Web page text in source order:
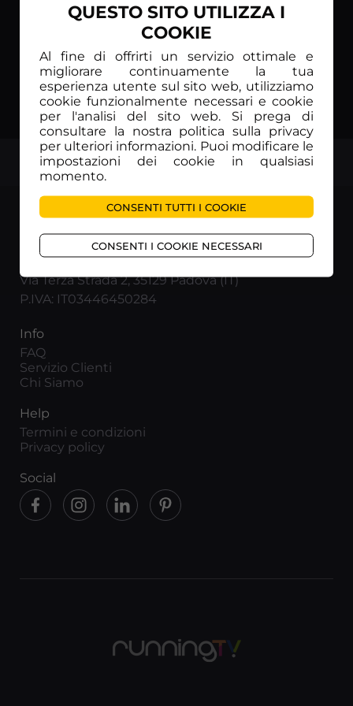
TOP
RUNNING TV INTERNATIONAL Srl
Via Terza Strada 2, 35129 Padova (IT)
P.IVA: IT03446450284
Info
FAQ
Servizio Clienti
Chi Siamo
Help
Termini e condizioni
Privacy policy
Social
QUESTO SITO UTILIZZA I
COOKIE
Al fine di offrirti un servizio ottimale e
migliorare continuamente la tua
esperienza utente sul sito web, utilizziamo
cookie funzionalmente necessari e cookie
per l'analisi del sito web. Si prega di
consultare la nostra politica sulla privacy
per ulteriori informazioni. Puoi modificare le
impostazioni dei cookie in qualsiasi
momento.
CONSENTI TUTTI I COOKIE
CONSENTI I COOKIE NECESSARI